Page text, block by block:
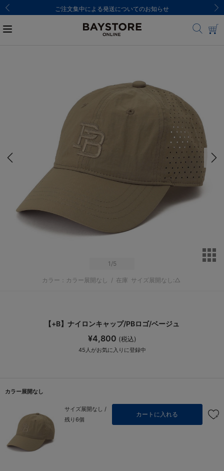
ご注文集中による発送についてのお知らせ
1 /5
カラー：カラー展開なし / 在庫 サイズ展開なし:△
【+B】ナイロンキャップ/PBロゴ/ベージュ
¥4,800 (税込)
45 人がお気に入りに登録中
カラー展開なし
サイズ展開なし /
残り6個
カートに入れる